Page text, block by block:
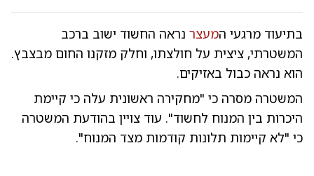
בתיעוד מרגעי המעצר נראה החשוד ישוב ברכב
המשטרתי, ציצית על חולצתו, וחלק מזקנו החום מבצבץ.
הוא נראה כבול באזיקים.
המשטרה מסרה כי "מחקירה ראשונית עלה כי קיימת
היכרות בין המנוח לחשוד". עוד צויין בהודעת המשטרה
כי "לא קיימות תלונות קודמות מצד המנוח".